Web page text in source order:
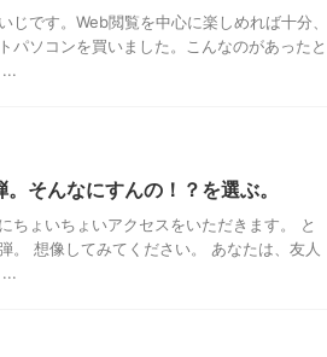
です。Web閲覧を中心に楽しめれば十分、
パソコンを買いました。こんなのがあったと
そんなにすんの！？を選ぶ。
ちょいちょいアクセスをいただきます。 と
。 想像してみてください。 あなたは、友人